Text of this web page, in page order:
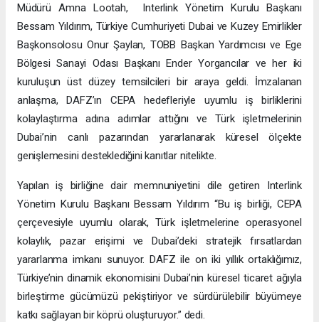
Müdürü Amna Lootah, Interlink Yönetim Kurulu Başkanı
Bessam Yıldırım, Türkiye Cumhuriyeti Dubai ve Kuzey Emirlikler
Başkonsolosu Onur Şaylan, TOBB Başkan Yardımcısı ve Ege
Bölgesi Sanayi Odası Başkanı Ender Yorgancılar ve her iki
kuruluşun üst düzey temsilcileri bir araya geldi. İmzalanan
anlaşma, DAFZ’ın CEPA hedefleriyle uyumlu iş birliklerini
kolaylaştırma adına adımlar attığını ve Türk işletmelerinin
Dubai’nin canlı pazarından yararlanarak küresel ölçekte
genişlemesini desteklediğini kanıtlar nitelikte.
Yapılan iş birliğine dair memnuniyetini dile getiren Interlink
Yönetim Kurulu Başkanı Bessam Yıldırım “Bu iş birliği, CEPA
çerçevesiyle uyumlu olarak, Türk işletmelerine operasyonel
kolaylık, pazar erişimi ve Dubai’deki stratejik fırsatlardan
yararlanma imkanı sunuyor. DAFZ ile on iki yıllık ortaklığımız,
Türkiye’nin dinamik ekonomisini Dubai’nin küresel ticaret ağıyla
birleştirme gücümüzü pekiştiriyor ve sürdürülebilir büyümeye
katkı sağlayan bir köprü oluşturuyor.” dedi.